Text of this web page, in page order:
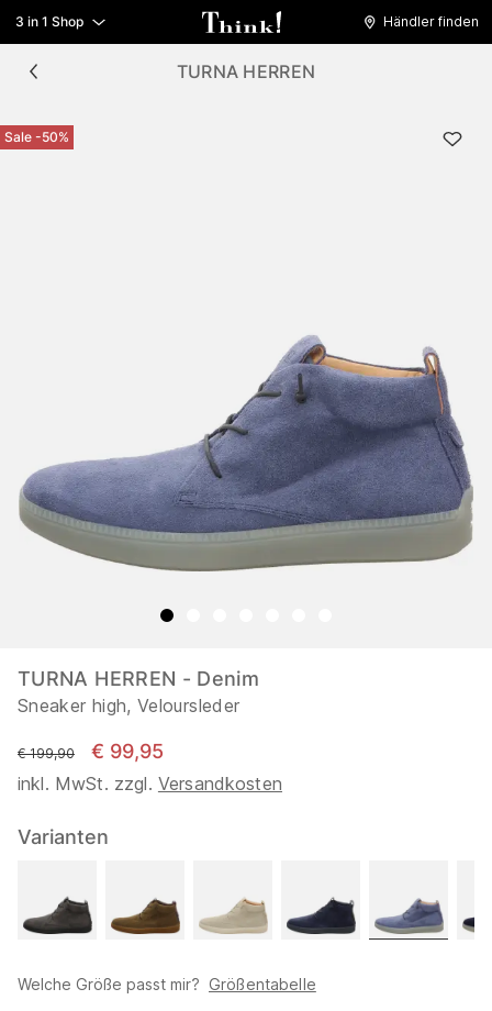
3 in 1 Shop Händler finden
TURNA HERREN
Sale -50%
TURNA HERREN - Denim
Sneaker high, Veloursleder
statt
€ 199,90 € 99,95
inkl. MwSt. zzgl. Versandkosten
Varianten
Welche Größe passt mir? Größentabelle